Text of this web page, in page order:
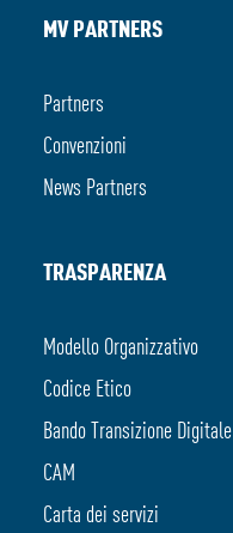
MV PARTNERS
Partners
Convenzioni
News Partners
TRASPARENZA
Modello Organizzativo
Codice Etico
Bando Transizione Digitale
CAM
Carta dei servizi